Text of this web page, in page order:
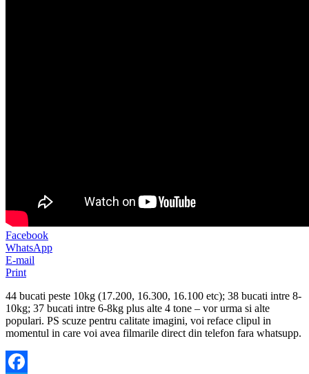
Facebook
WhatsApp
E-mail
Print
44 bucati peste 10kg (17.200, 16.300, 16.100 etc); 38 bucati intre 8-
10kg; 37 bucati intre 6-8kg plus alte 4 tone – vor urma si alte
populari. PS scuze pentru calitate imagini, voi reface clipul in
momentul in care voi avea filmarile direct din telefon fara whatsupp.